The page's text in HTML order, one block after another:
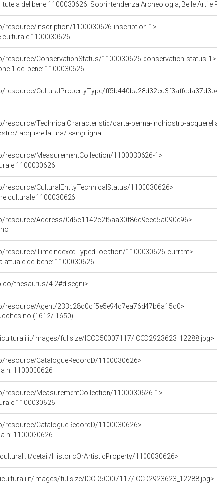
tutela del bene 1100030626: Soprintendenza Archeologia, Belle Arti
resource/Inscription/1100030626-inscription-1>
culturale 1100030626
resource/ConservationStatus/1100030626-conservation-status-1>
1 del bene: 1100030626
resource/CulturalPropertyType/
resource/TechnicalCharacteristic/carta-penna-inchiostro-
acquerellatura/ sanguigna
resource/MeasurementCollection/1100030626-1>
1100030626
resource/CulturalEntityTechnicalStatus/1100030626>
culturale 1100030626
resource/Address/0d6c1142c2f5aa30f86d9ced5a090d96>
resource/TimeIndexedTypedLocation/1100030626-current>
attuale del bene: 1100030626
thesaurus/4.2#disegni>
resource/Agent/233b28d0cf5e5e94d7ea76d47b6a15d0>
(1612/ 1650)
images/fullsize/ICCD50007117/ICCD2923623_12288.jpg>
resource/CatalogueRecordD/1100030626>
n: 1100030626
resource/MeasurementCollection/1100030626-1>
1100030626
resource/CatalogueRecordD/1100030626>
n: 1100030626
detail/HistoricOrArtisticProperty/1100030626>
images/fullsize/ICCD50007117/ICCD2923623_12288.jpg>